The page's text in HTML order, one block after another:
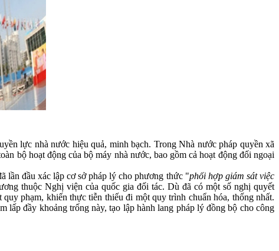
lực nhà nước hiệu quả, minh bạch. Trong Nhà nước pháp quyền xã
bộ hoạt động của bộ máy nhà nước, bao gồm cả hoạt động đối ngoại
lần đầu xác lập cơ sở pháp lý cho phương thức "phối hợp giám sát việc
thuộc Nghị viện của quốc gia đối tác. Dù đã có một số nghị quyết
phạm, khiến thực tiễn thiếu đi một quy trình chuẩn hóa, thống nhất.
lấp đầy khoảng trống này, tạo lập hành lang pháp lý đồng bộ cho công